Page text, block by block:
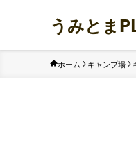
うみとま
ホーム キャンプ場